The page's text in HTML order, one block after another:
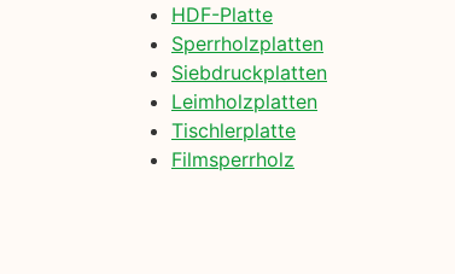
HDF-Platte
Sperrholzplatten
Siebdruckplatten
Leimholzplatten
Tischlerplatte
Filmsperrholz